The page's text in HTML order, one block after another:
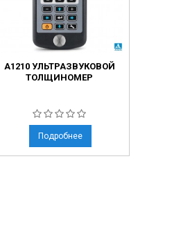
А1210 УЛЬТРАЗВУКОВОЙ
ТОЛЩИНОМЕР
Подробнее